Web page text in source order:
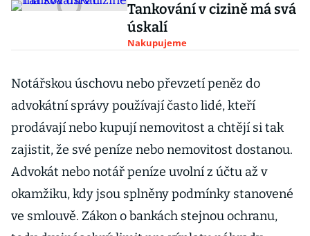
Tankování v cizině má svá
úskalí
Nakupujeme
Notářskou úschovu nebo převzetí peněz do
advokátní správy používají často lidé, kteří
prodávají nebo kupují nemovitost a chtějí si tak
zajistit, že své peníze nebo nemovitost dostanou.
Advokát nebo notář peníze uvolní z účtu až v
okamžiku, kdy jsou splněny podmínky stanovené
ve smlouvě. Zákon o bankách stejnou ochranu,